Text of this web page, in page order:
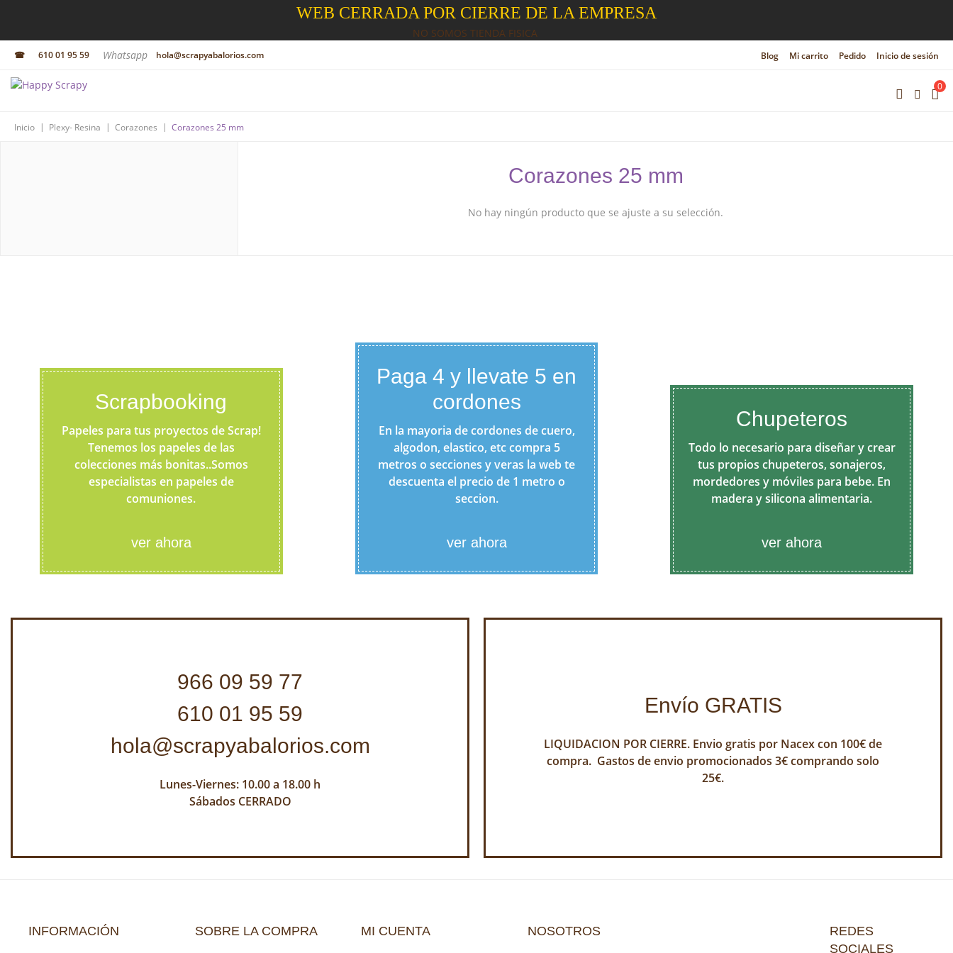
WEB CERRADA POR CIERRE DE LA EMPRESA
NO SOMOS TIENDA FISICA
☎ 610 01 95 59 Whatsapp hola@scrapyabalorios.com Blog Mi carrito Pedido Inicio de sesión
0
Inicio | Plexy- Resina | Corazones | Corazones 25 mm
Corazones 25 mm
No hay ningún producto que se ajuste a su selección.
Scrapbooking
Papeles para tus proyectos de Scrap!
Tenemos los papeles de las
colecciones más bonitas..Somos
especialistas en papeles de
comuniones.
ver ahora
Paga 4 y llevate 5 en
cordones
En la mayoria de cordones de cuero,
algodon, elastico, etc compra 5
metros o secciones y veras la web te
descuenta el precio de 1 metro o
seccion.
ver ahora
Chupeteros
Todo lo necesario para diseñar y crear
tus propios chupeteros, sonajeros,
mordedores y móviles para bebe. En
madera y silicona alimentaria.
ver ahora
966 09 59 77
610 01 95 59
hola@scrapyabalorios.com
Lunes-Viernes: 10.00 a 18.00 h
Sábados CERRADO
Envío GRATIS
LIQUIDACION POR CIERRE. Envio gratis por Nacex con 100€ de
compra. Gastos de envio promocionados 3€ comprando solo
25€.
REDES
SOCIALES
INFORMACIÓN SOBRE LA COMPRA MI CUENTA NOSOTROS